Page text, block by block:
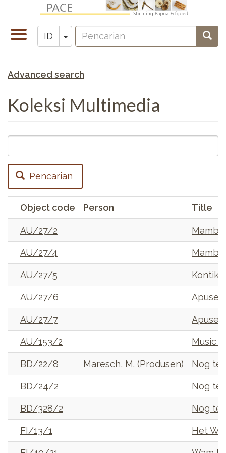
Toggle
navigation
ID Toggle Dropdown
Zoeken
Pencarian
Advanced search
Koleksi Multimedia
Pencarian
Object code Person Title
AU/27/2
AU/27/4
AU/27/5 Kontiki
AU/27/6 Apuse
AU/27/7 Apuse
AU/153/2 Music
BD/22/8 Maresch, M. (Produsen) Nog te
BD/24/2 Nog te
BD/328/2 Nog te
FI/13/1 Het